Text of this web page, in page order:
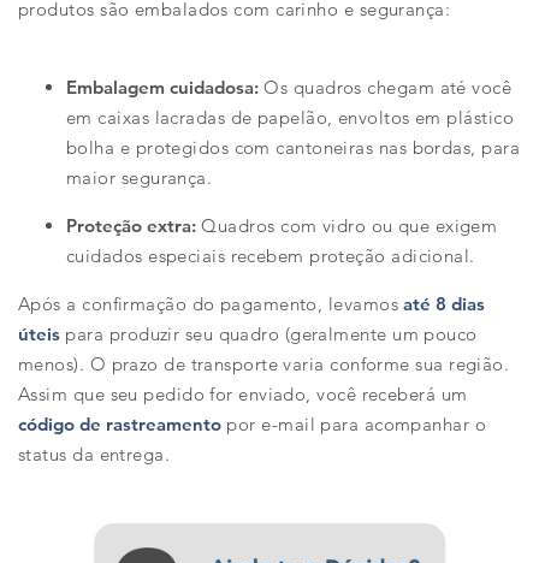
produtos são embalados com carinho e segurança:
Embalagem cuidadosa: Os quadros chegam até você
em caixas lacradas de papelão, envoltos em plástico
bolha e protegidos com cantoneiras nas bordas, para
maior segurança.
Proteção extra: Quadros com vidro ou que exigem
cuidados especiais recebem proteção adicional.
Após a confirmação do pagamento, levamosaté 8 dias
úteis para produzir seu quadro (geralmente um pouco
menos). O prazo de transporte varia conforme sua região.
Assim que seu pedido for enviado, você receberá um
código de rastreamento por e-mail para acompanhar o
status da entrega.